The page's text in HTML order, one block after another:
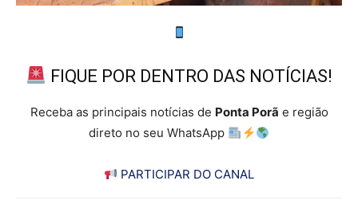
FIQUE POR DENTRO DAS NOTÍCIAS!
Receba as principais notícias de Ponta Porã e região
direto no seu WhatsApp
PARTICIPAR DO CANAL